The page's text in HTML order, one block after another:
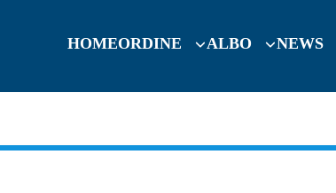
HOMEORDINE ALBO NEWS